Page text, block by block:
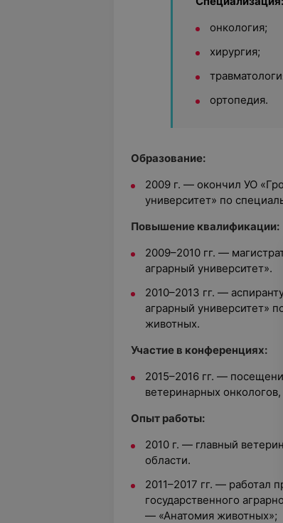
онкология;
хирургия;
ортопедия.
Образование:
2009 г. — окончил УО
университет» по
Повышение квалификации:
2009–2010 гг. —
аграрный университет».
2010–2013 гг. —
аграрный университет»
животных.
Участие в конференциях:
2015–2016 гг. —
ветеринарных
Опыт работы:
2010 г. — главный
области.
2011–2017 гг. — работал
государственного
— «Анатомия животных»;